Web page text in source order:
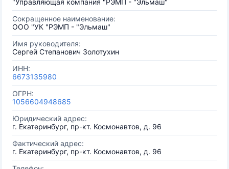
"Управляющая компания "РЭМП - "Эльмаш"
Сокращенное наименование:
ООО "УК "РЭМП - "Эльмаш"
Имя руководителя:
Сергей Степанович Золотухин
ИНН:
6673135980
ОГРН:
1056604948685
Юридический адрес:
г. Екатеринбург, пр-кт. Космонавтов, д. 96
Фактический адрес:
г. Екатеринбург, пр-кт. Космонавтов, д. 96